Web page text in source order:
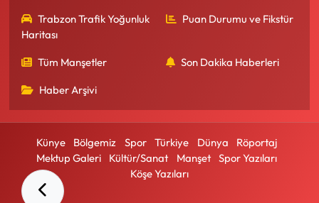
Trabzon Trafik Yoğunluk
Haritası
Puan Durumu ve Fikstür
Tüm Manşetler Son Dakika Haberleri
Haber Arşivi
Künye Bölgemiz Spor Türkiye Dünya
Röportaj
Mektup Galeri
Kültür/Sanat Manşet
Spor Yazıları
Köşe Yazıları